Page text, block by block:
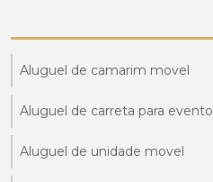
Aluguel de camarim movel
Aluguel de carreta para evento
Aluguel de unidade movel